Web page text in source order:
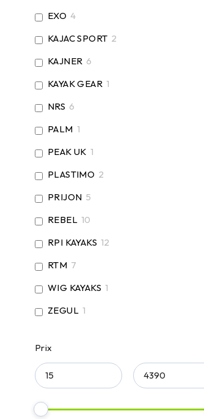
EXO 4
KAJAC SPORT 2
KAJNER 6
KAYAK GEAR 1
NRS 6
PALM 1
PEAK UK 1
PLASTIMO 2
PRIJON 5
REBEL 10
RPI KAYAKS 12
RTM 7
WIG KAYAKS 1
ZEGUL 1
Prix